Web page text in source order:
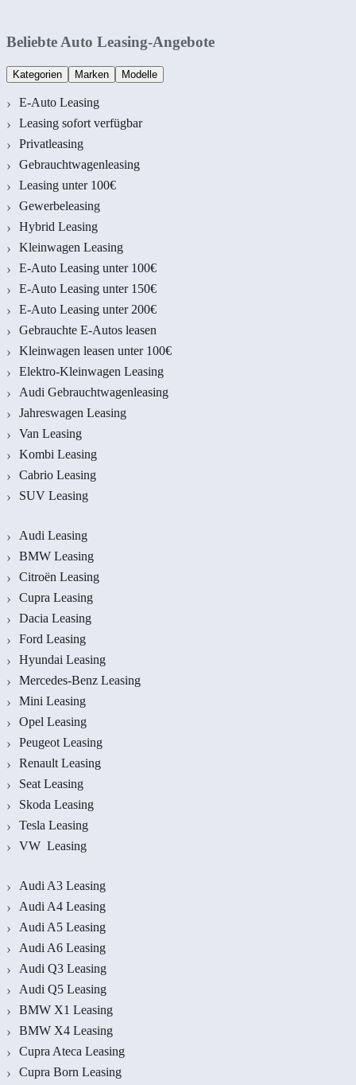
Beliebte Auto Leasing-Angebote
Kategorien Marken Modelle
E-Auto Leasing
Leasing sofort verfügbar
Privatleasing
Gebrauchtwagenleasing
Leasing unter 100€
Gewerbeleasing
Hybrid Leasing
Kleinwagen Leasing
E-Auto Leasing unter 100€
E-Auto Leasing unter 150€
E-Auto Leasing unter 200€
Gebrauchte E-Autos leasen
Kleinwagen leasen unter 100€
Elektro-Kleinwagen Leasing
Audi Gebrauchtwagenleasing
Jahreswagen Leasing
Van Leasing
Kombi Leasing
Cabrio Leasing
SUV Leasing
Audi Leasing
BMW Leasing
Citroën Leasing
Cupra Leasing
Dacia Leasing
Ford Leasing
Hyundai Leasing
Mercedes-Benz Leasing
Mini Leasing
Opel Leasing
Peugeot Leasing
Renault Leasing
Seat Leasing
Skoda Leasing
Tesla Leasing
VW Leasing
Audi A3 Leasing
Audi A4 Leasing
Audi A5 Leasing
Audi A6 Leasing
Audi Q3 Leasing
Audi Q5 Leasing
BMW X1 Leasing
BMW X4 Leasing
Cupra Ateca Leasing
Cupra Born Leasing